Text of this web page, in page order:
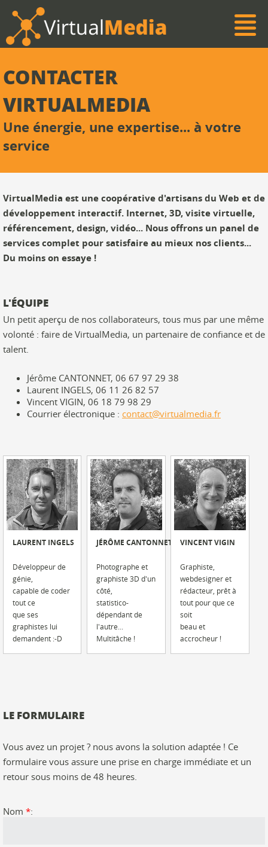
CONTACTER
VIRTUALMEDIA
Une énergie, une expertise... à votre
service
VirtualMedia est une coopérative d'artisans du Web et de
développement interactif. Internet, 3D, visite virtuelle,
référencement, design, vidéo... Nous offrons un panel de
services complet pour satisfaire au mieux nos clients...
Du moins on essaye !
L'ÉQUIPE
Un petit aperçu de nos collaborateurs, tous mus par une même
volonté : faire de VirtualMedia, un partenaire de confiance et de
talent.
Jérôme CANTONNET, 06 67 97 29 38
Laurent INGELS, 06 11 26 82 57
Vincent VIGIN, 06 18 79 98 29
Courrier électronique : contact@virtualmedia.fr
LAURENT INGELS
Développeur de
génie,
capable de coder
tout ce
que ses
graphistes lui
demandent :-D
JÉRÔME CANTONNET
Photographe et
graphiste 3D d'un
côté,
statistico-
dépendant de
l'autre...
Multitâche !
VINCENT VIGIN
Graphiste,
webdesigner et
rédacteur, prêt à
tout pour que ce
soit
beau et
accrocheur !
LE FORMULAIRE
Vous avez un projet ? nous avons la solution adaptée ! Ce
formulaire vous assure une prise en charge immédiate et un
retour sous moins de 48 heures.
Nom *: